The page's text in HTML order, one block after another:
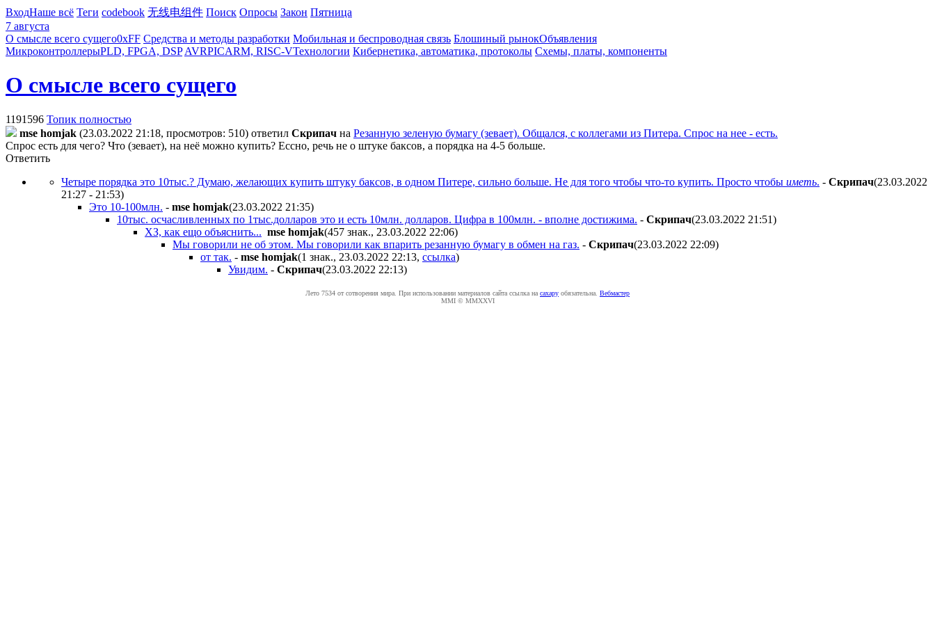
ВходНаше всё Теги codebook 无线电组件 Поиск Опросы Закон Пятница
7 августа
О смысле всего сущего0xFF Средства и методы разработки Мобильная и беспроводная связь Блошиный рынокОбъявления
МикроконтроллерыPLD, FPGA, DSP AVRPICARM, RISC-VТехнологии Кибернетика, автоматика, протоколы Схемы, платы, компоненты
О смысле всего сущего
1191596 Топик полностью
mse homjak (23.03.2022 21:18, просмотров: 510) ответил Cкpипaч на Резанную зеленую бумагу (зевает). Общался, с коллегами из Питера. Спрос на нее - есть.
Спрос есть для чего? Что (зевает), на неё можно купить? Ессно, речь не о штуке баксов, а порядка на 4-5 больше.
Ответить
Четыре порядка это 10тыс.? Думаю, желающих купить штуку баксов, в одном Питере, сильно больше. Не для того чтобы что-то купить. Просто чтобы иметь. - Cкpипaч(23.03.2022
21:27 - 21:53)
Это 10-100млн. - mse homjak(23.03.2022 21:35)
10тыс. осчасливленных по 1тыс.долларов это и есть 10млн. долларов. Цифра в 100млн. - вполне достижима. - Cкpипaч(23.03.2022 21:51)
ХЗ, как ещо объяснить... mse homjak(457 знак., 23.03.2022 22:06)
Мы говорили не об этом. Мы говорили как впарить резанную бумагу в обмен на газ. - Cкpипaч(23.03.2022 22:09)
от так. - mse homjak(1 знак., 23.03.2022 22:13, ссылка)
Увидим. - Cкpипaч(23.03.2022 22:13)
Лето 7534 от сотворения мира. При использовании материалов сайта ссылка на caxapу обязательна. Вебмастер
MMI © MMXXVI